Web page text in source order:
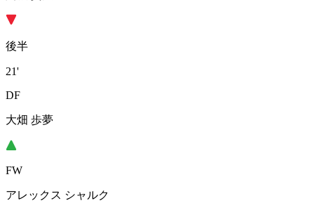
後半
21'
DF
大畑 歩夢
FW
アレックス シャルク